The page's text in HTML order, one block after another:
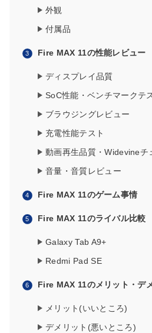
外観
付属品
Fire MAX 11の性能レビュー
ディスプレイ品質
SoC性能・ベンチマークテ
ブラウジングレビュー
充電性能テスト
動画再生品質・Widevineチ
音量・音質レビュー
Fire MAX 11のゲーム事情
Fire MAX 11のライバル比較
Galaxy Tab A9+
Redmi Pad SE
Fire MAX 11のメリット・デ
メリット(いいところ)
デメリット(悪いところ)